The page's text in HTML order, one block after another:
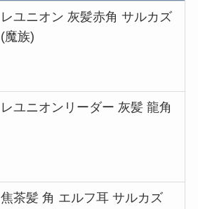
レユニオン 灰髪赤角 サルカズ
(魔族)
レユニオンリーダー 灰髪 龍角
焦茶髪 角 エルフ耳 サルカズ